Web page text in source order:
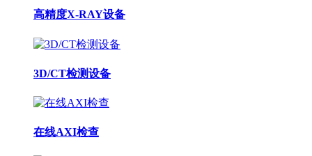
高精度X-RAY设备
3D/CT检测设备
在线AXI检查